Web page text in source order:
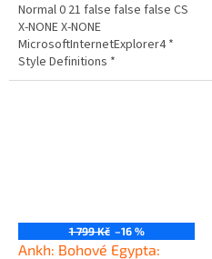
Normal 0 21 false false false CS
X-NONE X-NONE
MicrosoftInternetExplorer4 *
Style Definitions *
table.MsoNormalTable{mso-
1 799 Kč –16 %
Ankh: Bohové Egypta: